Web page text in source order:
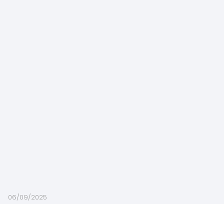
06/09/2025